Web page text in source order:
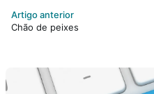
Artigo anterior
Chão de peixes